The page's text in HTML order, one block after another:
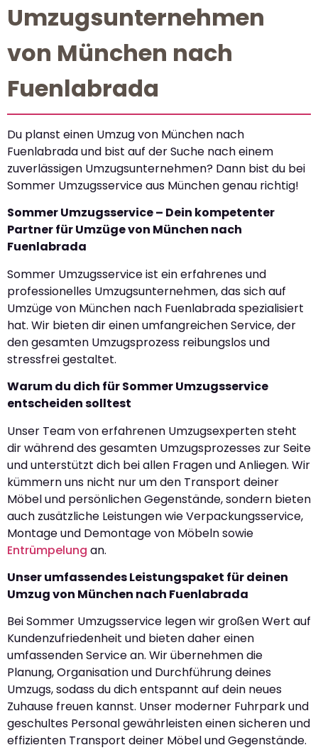
Umzugsunternehmen
von München nach
Fuenlabrada
Du planst einen Umzug von München nach
Fuenlabrada und bist auf der Suche nach einem
zuverlässigen Umzugsunternehmen? Dann bist du bei
Sommer Umzugsservice aus München genau richtig!
Sommer Umzugsservice – Dein kompetenter
Partner für Umzüge von München nach
Fuenlabrada
Sommer Umzugsservice ist ein erfahrenes und
professionelles Umzugsunternehmen, das sich auf
Umzüge von München nach Fuenlabrada spezialisiert
hat. Wir bieten dir einen umfangreichen Service, der
den gesamten Umzugsprozess reibungslos und
stressfrei gestaltet.
Warum du dich für Sommer Umzugsservice
entscheiden solltest
Unser Team von erfahrenen Umzugsexperten steht
dir während des gesamten Umzugsprozesses zur Seite
und unterstützt dich bei allen Fragen und Anliegen. Wir
kümmern uns nicht nur um den Transport deiner
Möbel und persönlichen Gegenstände, sondern bieten
auch zusätzliche Leistungen wie Verpackungsservice,
Montage und Demontage von Möbeln sowie
Entrümpelung an.
Unser umfassendes Leistungspaket für deinen
Umzug von München nach Fuenlabrada
Bei Sommer Umzugsservice legen wir großen Wert auf
Kundenzufriedenheit und bieten daher einen
umfassenden Service an. Wir übernehmen die
Planung, Organisation und Durchführung deines
Umzugs, sodass du dich entspannt auf dein neues
Zuhause freuen kannst. Unser moderner Fuhrpark und
geschultes Personal gewährleisten einen sicheren und
effizienten Transport deiner Möbel und Gegenstände.